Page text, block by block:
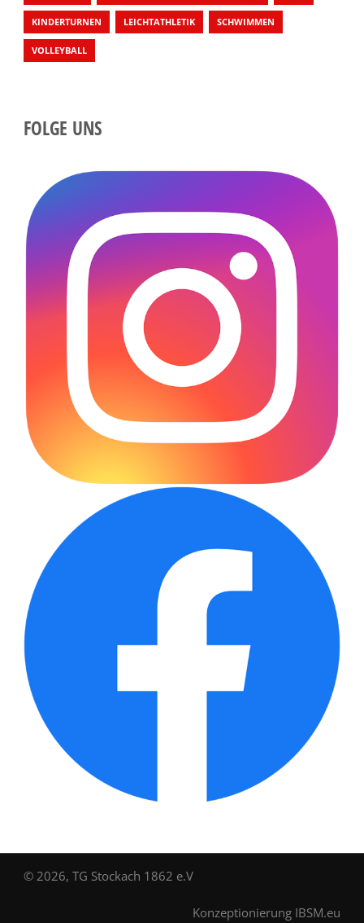
KINDERTURNEN LEICHTATHLETIK SCHWIMMEN
VOLLEYBALL
FOLGE UNS
© 2026, TG Stockach 1862 e.V
Konzeptionierung IBSM.eu